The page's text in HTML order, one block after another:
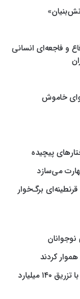
و فاجعه‌ای انسانی
خاموش
پیچیده
می‌سازد
برگ‌خوار
کردند
مهار موج تعدیل نیروی شرکت‌های فناور پس از جنگ با تزریق ۱۴۰ میلیارد